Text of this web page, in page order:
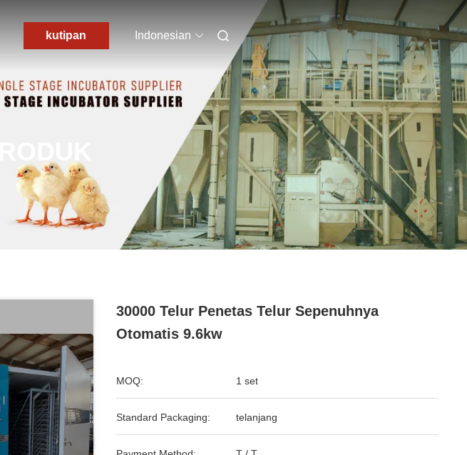
kutipan Indonesian
30000 Telur Penetas Telur Sepenuhnya
Otomatis 9.6kw
MOQ: 1 set
Standard Packaging: telanjang